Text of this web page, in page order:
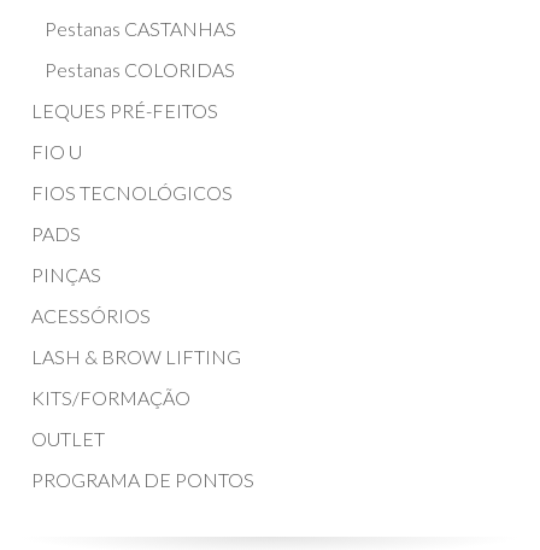
Pestanas CASTANHAS
Pestanas COLORIDAS
LEQUES PRÉ-FEITOS
FIO U
FIOS TECNOLÓGICOS
PADS
PINÇAS
ACESSÓRIOS
LASH & BROW LIFTING
KITS/FORMAÇÃO
OUTLET
PROGRAMA DE PONTOS